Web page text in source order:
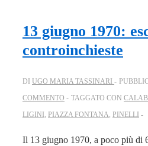
13 giugno 1970:
controinchieste
DI UGO MARIA TASSINARI
COMMENTO
TAGGATO CON
LIGINI , PIAZZA FONTANA, PINELLI
Il 13 giugno 1970, a poco più di